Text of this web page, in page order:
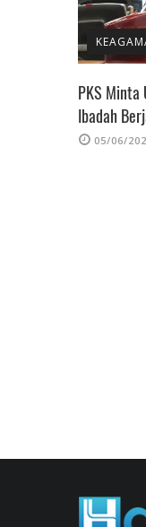
PKS Minta
Ibadah
05/06/